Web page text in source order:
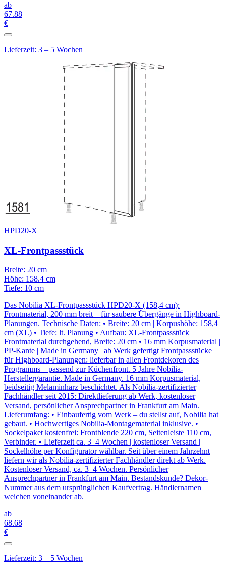
ab
67.88
€
Lieferzeit: 3 – 5 Wochen
HPD20-X
XL-Frontpassstück
Breite: 20 cm
Höhe: 158.4 cm
Tiefe: 10 cm
Das Nobilia XL-Frontpassstück HPD20-X (158,4 cm):
Frontmaterial, 200 mm breit – für saubere Übergänge in Highboard-
Planungen. Technische Daten: • Breite: 20 cm | Korpushöhe: 158,4
cm (XL) • Tiefe: lt. Planung • Aufbau: XL-Frontpassstück
Frontmaterial durchgehend, Breite: 20 cm • 16 mm Korpusmaterial |
PP-Kante | Made in Germany | ab Werk gefertigt Frontpassstücke
für Highboard-Planungen: lieferbar in allen Frontdekoren des
Programms – passend zur Küchenfront. 5 Jahre Nobilia-
Herstellergarantie. Made in Germany. 16 mm Korpusmaterial,
beidseitig Melaminharz beschichtet. Als Nobilia-zertifizierter
Fachhändler seit 2015: Direktlieferung ab Werk, kostenloser
Versand, persönlicher Ansprechpartner in Frankfurt am Main.
Lieferumfang: • Einbaufertig vom Werk – du stellst auf, Nobilia hat
gebaut. • Hochwertiges Nobilia-Montagematerial inklusive. •
Sockelpaket kostenfrei: Frontblende 220 cm, Seitenleiste 110 cm,
Verbinder. • Lieferzeit ca. 3–4 Wochen | kostenloser Versand |
Sockelhöhe per Konfigurator wählbar. Seit über einem Jahrzehnt
liefern wir als Nobilia-zertifizierter Fachhändler direkt ab Werk.
Kostenloser Versand, ca. 3–4 Wochen. Persönlicher
Ansprechpartner in Frankfurt am Main. Bestandskunde? Dekor-
Nummer aus dem ursprünglichen Kaufvertrag. Händlernamen
weichen voneinander ab.
ab
68.68
€
Lieferzeit: 3 – 5 Wochen